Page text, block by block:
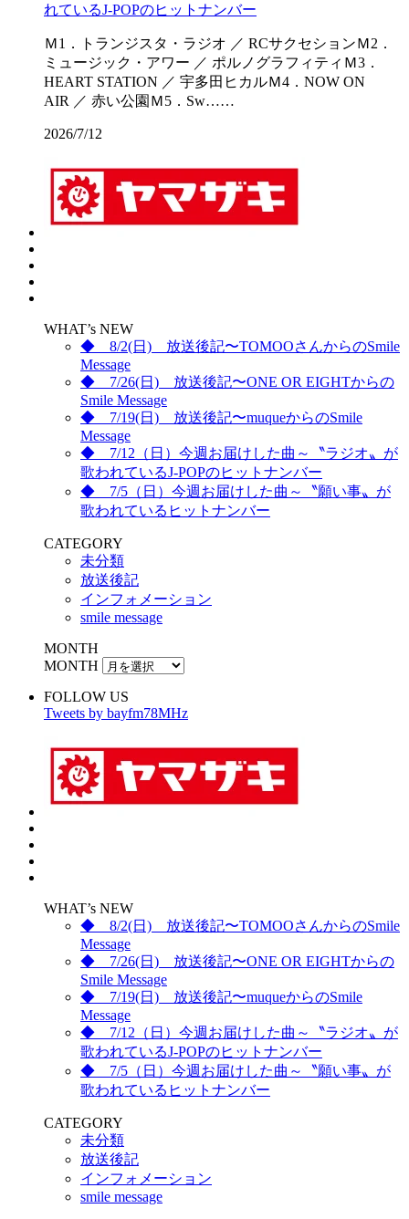
れているJ-POPのヒットナンバー
Ｍ1．トランジスタ・ラジオ ／ RCサクセションＭ2．
ミュージック・アワー ／ ポルノグラフィティＭ3．
HEART STATION ／ 宇多田ヒカルＭ4．NOW ON
AIR ／ 赤い公園Ｍ5．Sw……
2026/7/12
WHAT’s NEW
◆ 8/2(日) 放送後記〜TOMOOさんからのSmile
Message
◆ 7/26(日) 放送後記〜ONE OR EIGHTからの
Smile Message
◆ 7/19(日) 放送後記〜muqueからのSmile
Message
◆ 7/12（日）今週お届けした曲～〝ラジオ〟が
歌われているJ-POPのヒットナンバー
◆ 7/5（日）今週お届けした曲～〝願い事〟が
歌われているヒットナンバー
CATEGORY
未分類
放送後記
インフォメーション
smile message
MONTH
MONTH
FOLLOW US
Tweets by bayfm78MHz
WHAT’s NEW
◆ 8/2(日) 放送後記〜TOMOOさんからのSmile
Message
◆ 7/26(日) 放送後記〜ONE OR EIGHTからの
Smile Message
◆ 7/19(日) 放送後記〜muqueからのSmile
Message
◆ 7/12（日）今週お届けした曲～〝ラジオ〟が
歌われているJ-POPのヒットナンバー
◆ 7/5（日）今週お届けした曲～〝願い事〟が
歌われているヒットナンバー
CATEGORY
未分類
放送後記
インフォメーション
smile message